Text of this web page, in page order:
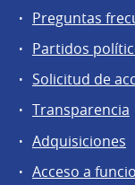
Preguntas
Partidos
Solicitud de
Transparencia
Adquisiciones
Acceso a